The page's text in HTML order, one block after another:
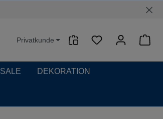
Privatkunde
SALE DEKORATION